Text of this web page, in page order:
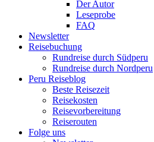
Der Autor
Leseprobe
FAQ
Newsletter
Reisebuchung
Rundreise durch Südperu
Rundreise durch Nordperu
Peru Reiseblog
Beste Reisezeit
Reisekosten
Reisevorbereitung
Reiserouten
Folge uns